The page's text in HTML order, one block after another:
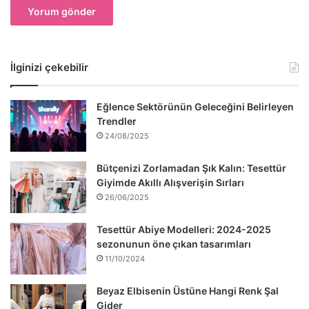
İlginizi çekebilir
Eğlence Sektörünün Geleceğini Belirleyen
Trendler
24/08/2025
Bütçenizi Zorlamadan Şık Kalın: Tesettür
Giyimde Akıllı Alışverişin Sırları
26/06/2025
Tesettür Abiye Modelleri: 2024-2025
sezonunun öne çıkan tasarımları
11/10/2024
Beyaz Elbisenin Üstüne Hangi Renk Şal
Gider